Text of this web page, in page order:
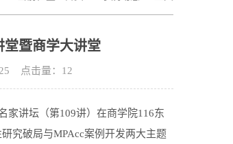
堂暨商学大讲堂
点击量： 12
家讲坛（第109讲）在商学院116东
究破局与MPAcc案例开发两大主题